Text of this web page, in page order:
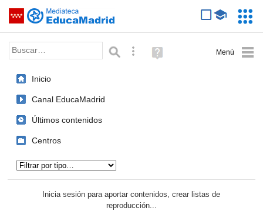
Saltar navegación
Palabra o frase: Búsqueda avanzada
Ayuda
(en
Inicio
Canal EducaMadrid
Últimos contenidos
Centros
Inicia sesión para aportar contenidos, crear listas de
reproducción...